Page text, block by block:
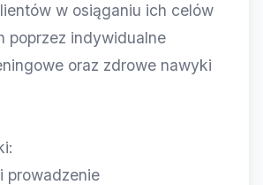
w osiąganiu ich celów
poprzez indywidualne
oraz zdrowe nawyki
prowadzenie